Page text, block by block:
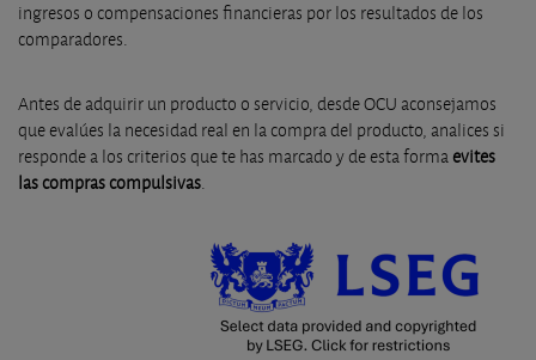
ingresos o compensaciones financieras por los resultados de los
comparadores.
Antes de adquirir un producto o servicio, desde OCU aconsejamos
que evalúes la necesidad real en la compra del producto, analices si
responde a los criterios que te has marcado y de esta forma evites
las compras compulsivas.